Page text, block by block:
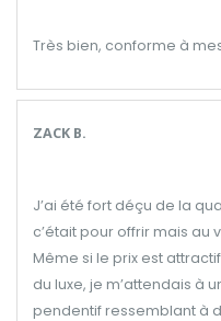
Très bien, conforme à
ZACK B.
J’ai été fort déçu de la
c’était pour offrir mais au
Même si le prix est
du luxe, je m’attendais à
pendentif ressemblant à